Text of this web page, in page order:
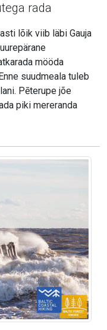
rada
lõik viib läbi Gauja
mööda
suudmeala tuleb
Pēterupe jõe
piki mereranda